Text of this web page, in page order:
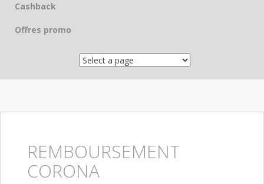
Cashback
Offres promo
REMBOURSEMENT
CORONA